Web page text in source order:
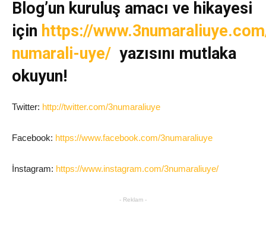
Blog’un kuruluş amacı ve hikayesi
için https://
numarali-uye/ yazısını mutlaka
okuyun!
Twitter: http://twitter.com/3numaraliuye
Facebook: https://www.facebook.com/3numaraliuye
İnstagram: https://www.instagram.com/3numaraliuye/
- Reklam -